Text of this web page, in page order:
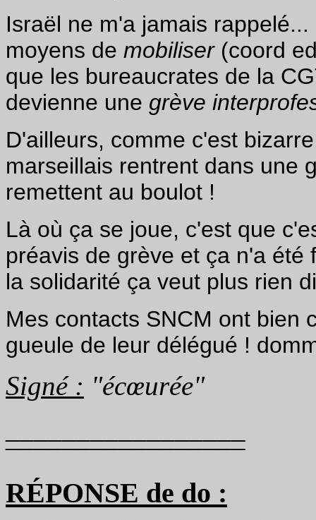
Israël ne m'a jamais rappelé...
moyens de mobiliser(coord
que les bureaucrates de la
devienne une grève
D'ailleurs, comme c'est
marseillais rentrent dans une
remettent au boulot !
Là où ça se joue, c'est que
préavis de grève et ça n'a
la solidarité ça veut plus rien
Mes contacts SNCM ont bien
gueule de leur délégué !
Signé : "écœurée"
¯¯¯¯¯¯¯¯¯¯¯¯¯¯¯¯¯
RÉPONSE de do :